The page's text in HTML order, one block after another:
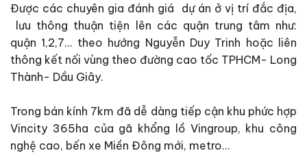
Được các chuyên gia đánh giá dự án ở vị trí đắc địa,
lưu thông thuận tiện lên các quận trung tâm như:
quận 1,2,7… theo hướng Nguyễn Duy Trinh hoặc liên
thông kết nối vùng theo đường cao tốc TPHCM- Long
Thành- Dầu Giây.
Trong bán kính 7km đã dễ dàng tiếp cận khu phức hợp
Vincity 365ha của gã khổng lồ Vingroup, khu công
nghệ cao, bến xe Miền Đông mới, metro…